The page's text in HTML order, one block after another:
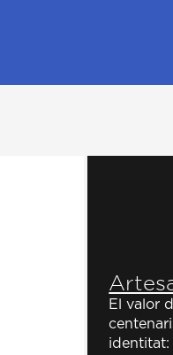
El valor
identitat: